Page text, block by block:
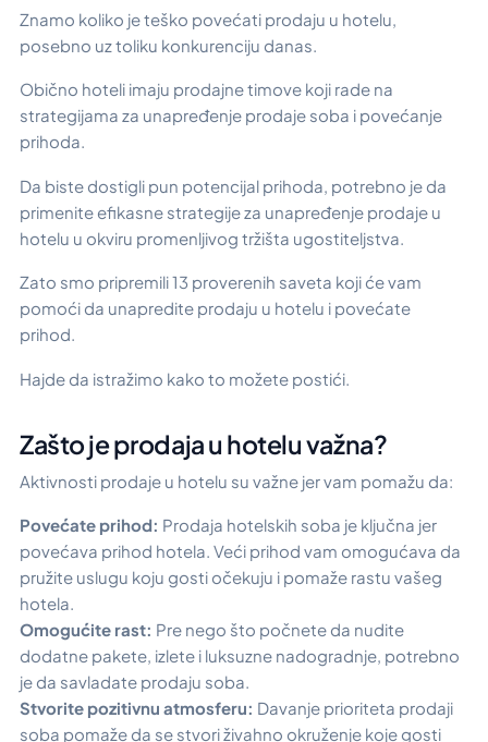
Znamo koliko je teško povećati prodaju u hotelu,
posebno uz toliku konkurenciju danas.
Obično hoteli imaju prodajne timove koji rade na
strategijama za unapređenje prodaje soba i povećanje
prihoda.
Da biste dostigli pun potencijal prihoda, potrebno je da
primenite efikasne strategije za unapređenje prodaje u
hotelu u okviru promenljivog tržišta ugostiteljstva.
Zato smo pripremili 13 proverenih saveta koji će vam
pomoći da unapredite prodaju u hotelu i povećate
prihod.
Hajde da istražimo kako to možete postići.
Zašto je prodaja u hotelu važna?
Aktivnosti prodaje u hotelu su važne jer vam pomažu da:
Povećate prihod: Prodaja hotelskih soba je ključna jer
povećava prihod hotela. Veći prihod vam omogućava da
pružite uslugu koju gosti očekuju i pomaže rastu vašeg
hotela.
Omogućite rast: Pre nego što počnete da nudite
dodatne pakete, izlete i luksuzne nadogradnje, potrebno
je da savladate prodaju soba.
Stvorite pozitivnu atmosferu: Davanje prioriteta prodaji
soba pomaže da se stvori živahno okruženje koje gosti